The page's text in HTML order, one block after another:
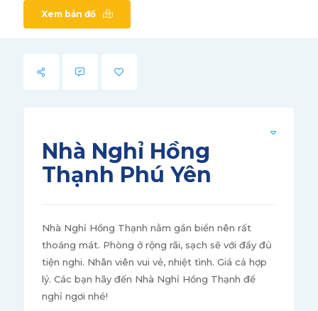
Xem bản đồ
Nhà Nghỉ Hồng
Thạnh Phú Yên
Nhà Nghỉ Hồng Thạnh nằm gần biển nên rất
thoáng mát. Phòng ở rộng rãi, sạch sẽ với đầy đủ
tiện nghi. Nhân viên vui vẻ, nhiệt tình. Giá cả hợp
lý. Các bạn hãy đến Nhà Nghỉ Hồng Thạnh để
nghỉ ngơi nhé!